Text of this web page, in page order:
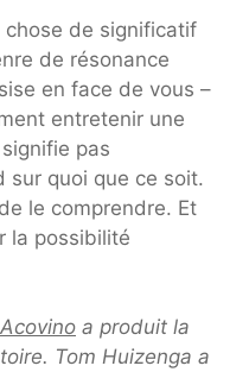
chose de significatif
de résonance
en face de vous –
entretenir une
pas
sur quoi que ce soit.
le comprendre. Et
la possibilité
a produit la
Tom Huizenga a